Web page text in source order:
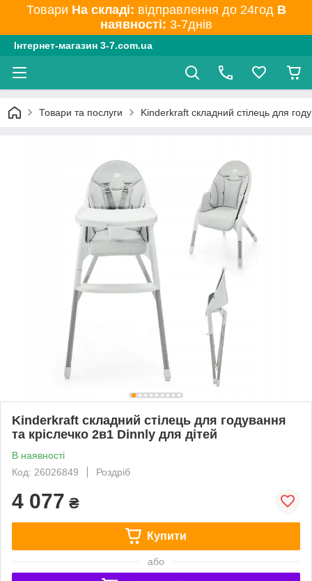
Товари На складі: відправлення до 24год В
наявності: 3-7днів
Інтернет-магазин 3-7.com.ua
Товари та послуги Kinderkraft складний стілець для
Kinderkraft складний стілець для годування
та кріслечко 2в1 Dinnly для дітей
В наявності
Код: 26026849
Роздріб
4 077 ₴
Купити
або